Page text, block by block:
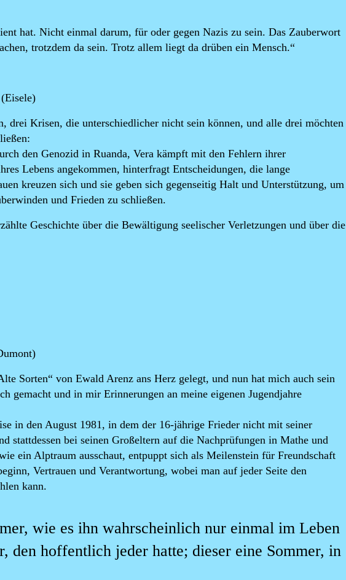
hat. Nicht einmal darum, für oder gegen Nazis zu sein. Das Zauberwort
trotzdem da sein. Trotz allem liegt da drüben ein Mensch.“
(Eisele)
drei Krisen, die unterschiedlicher nicht sein können, und alle drei möchten
den Genozid in Ruanda, Vera kämpft mit den Fehlern ihrer
Lebens angekommen, hinterfragt Entscheidungen, die lange
kreuzen sich und sie geben sich gegenseitig Halt und Unterstützung, um
und Frieden zu schließen.
Geschichte über die Bewältigung seelischer Verletzungen und über die
Sorten“ von Ewald Arenz ans Herz gelegt, und nun hat mich auch sein
gemacht und in mir Erinnerungen an meine eigenen Jugendjahre
in den August 1981, in dem der 16-jährige Frieder nicht mit seiner
stattdessen bei seinen Großeltern auf die Nachprüfungen in Mathe und
ein Alptraum ausschaut, entpuppt sich als Meilenstein für Freundschaft
Vertrauen und Verantwortung, wobei man auf jeder Seite den
kann.
wie es ihn wahrscheinlich nur einmal im Leben
den hoffentlich jeder hatte; dieser eine Sommer, in